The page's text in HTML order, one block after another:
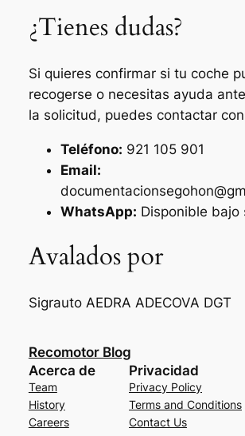
¿Tienes dudas?
Si quieres confirmar si tu coche
recogerse o necesitas ayuda
la solicitud, puedes contactar
Teléfono: 921 105 901
Email:
WhatsApp: Disponible bajo
Avalados por
Sigrauto AEDRA ADECOVA DGT
Recomotor Blog
Acerca de
Team
History
Careers
Privacidad
Privacy Policy
Terms and Conditions
Contact Us